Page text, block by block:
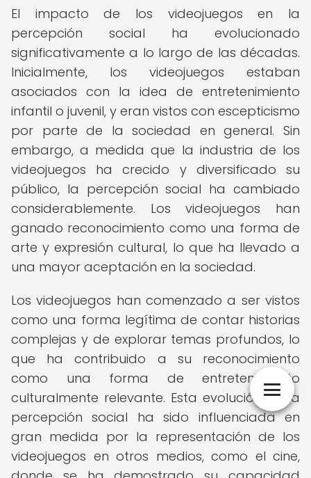
El impacto de los videojuegos en la
percepción social ha evolucionado
significativamente a lo largo de las décadas.
Inicialmente, los videojuegos estaban
asociados con la idea de entretenimiento
infantil o juvenil, y eran vistos con escepticismo
por parte de la sociedad en general. Sin
embargo, a medida que la industria de los
videojuegos ha crecido y diversificado su
público, la percepción social ha cambiado
considerablemente. Los videojuegos han
ganado reconocimiento como una forma de
arte y expresión cultural, lo que ha llevado a
una mayor aceptación en la sociedad.
Los videojuegos han comenzado a ser vistos
como una forma legítima de contar historias
complejas y de explorar temas profundos, lo
que ha contribuido a su reconocimiento
como una forma de entretenimiento
culturalmente relevante. Esta evolución en la
percepción social ha sido influenciada en
gran medida por la representación de los
videojuegos en otros medios, como el cine,